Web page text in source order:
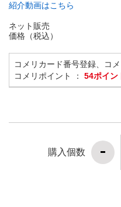
紹介動画はこちら
ネット販売
価格（税込）
コメリカード番号登録、コ
コメリポイント ： 54ポイン
購入個数